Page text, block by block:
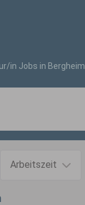
in Jobs in Bergheim
Arbeitszeit